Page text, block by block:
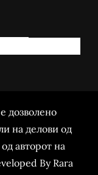
дозволено
на делови од
авторот на
By Rara